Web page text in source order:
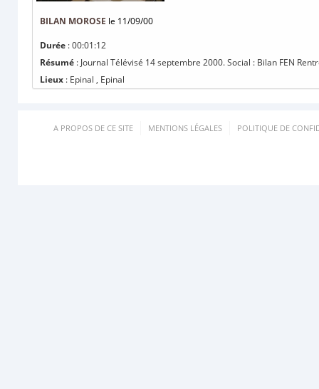
BILAN MOROSE le 11/09/00
Durée : 00:01:12
Résumé : Journal Télévisé 14 septembre 2000. Social : Bilan FEN
Lieux : Epinal , Epinal
A PROPOS DE CE SITE MENTIONS LÉGALES POLITIQUE DE